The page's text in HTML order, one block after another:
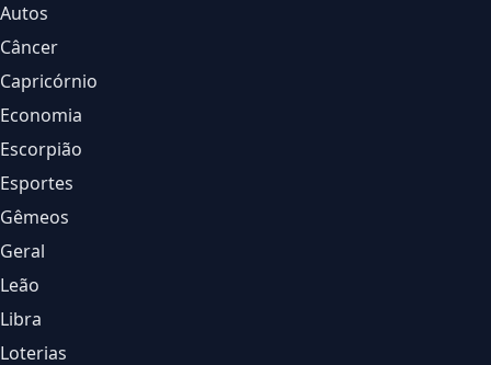
Autos
Câncer
Capricórnio
Economia
Escorpião
Esportes
Gêmeos
Geral
Leão
Libra
Loterias